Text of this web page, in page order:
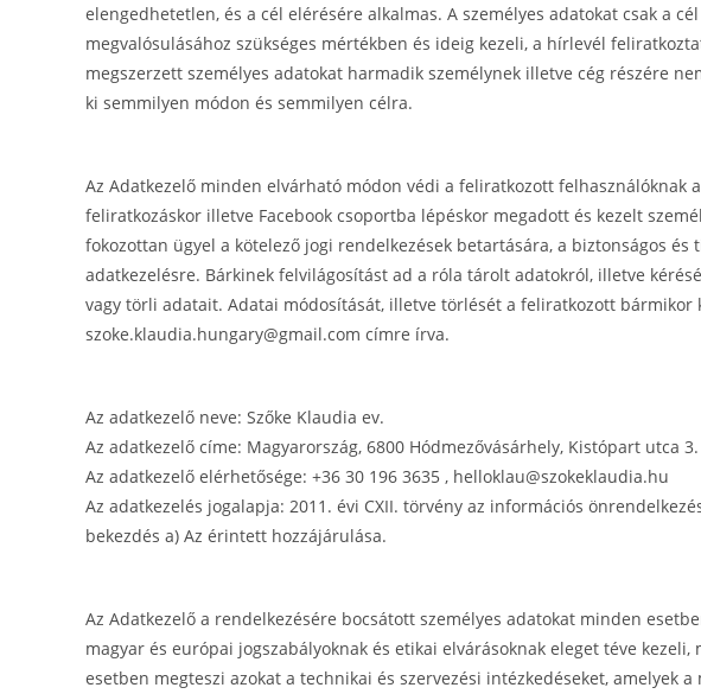
elengedhetetlen, és a cél elérésére alkalmas. A személyes adatokat csak a cél
megvalósulásához szükséges mértékben és ideig kezeli, a hírlevél
megszerzett személyes adatokat harmadik személynek illetve cég részére
ki semmilyen módon és semmilyen célra.
Az Adatkezelő minden elvárható módon védi a feliratkozott felhasználóknak
feliratkozáskor illetve Facebook csoportba lépéskor megadott és kezelt
fokozottan ügyel a kötelező jogi rendelkezések betartására, a biztonságos és
adatkezelésre. Bárkinek felvilágosítást ad a róla tárolt adatokról, illetve
vagy törli adatait. Adatai módosítását, illetve törlését a feliratkozott bármikor
szoke.klaudia.hungary@gmail.com címre írva.
Az adatkezelő neve: Szőke Klaudia ev.
Az adatkezelő címe: Magyarország, 6800 Hódmezővásárhely, Kistópart utca 3.
Az adatkezelő elérhetősége: +36 30 196 3635 , helloklau@szokeklaudia.hu
Az adatkezelés jogalapja: 2011. évi CXII. törvény az információs
bekezdés a) Az érintett hozzájárulása.
Az Adatkezelő a rendelkezésére bocsátott személyes adatokat minden
magyar és európai jogszabályoknak és etikai elvárásoknak eleget téve kezeli,
esetben megteszi azokat a technikai és szervezési intézkedéseket, amelyek a